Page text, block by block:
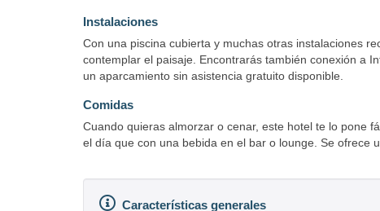
Instalaciones
Con una piscina cubierta y muchas otras instalaciones
contemplar el paisaje. Encontrarás también conexión a
un aparcamiento sin asistencia gratuito disponible.
Comidas
Cuando quieras almorzar o cenar, este hotel te lo pone
el día que con una bebida en el bar o lounge. Se ofrece
Características generales